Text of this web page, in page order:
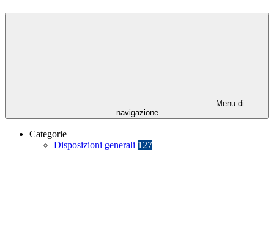
Menu di
navigazione
Categorie
Disposizioni generali 127